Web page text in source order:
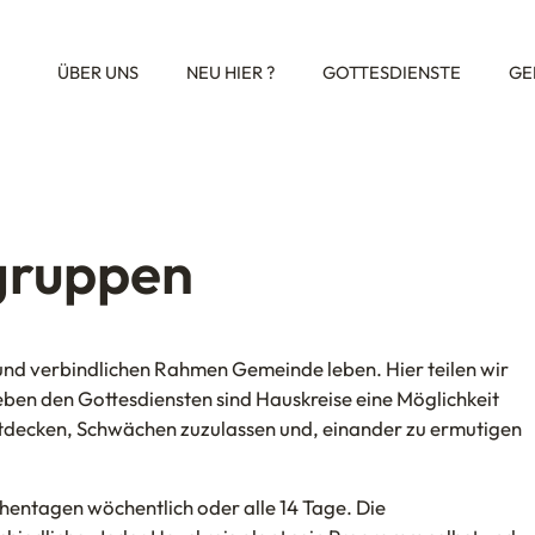
ÜBER UNS NEU HIER ? GOTTESDIENSTE
verbindlichen Rahmen Gemeinde leben. Hier teilen wir
den Gottesdiensten sind Hauskreise eine Möglichkeit
Schwächen zuzulassen und, einander zu ermutigen
wöchentlich oder alle 14 Tage. Die